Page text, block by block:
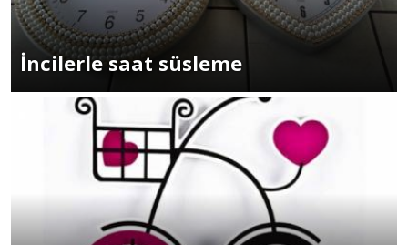
İncilerle saat süsleme